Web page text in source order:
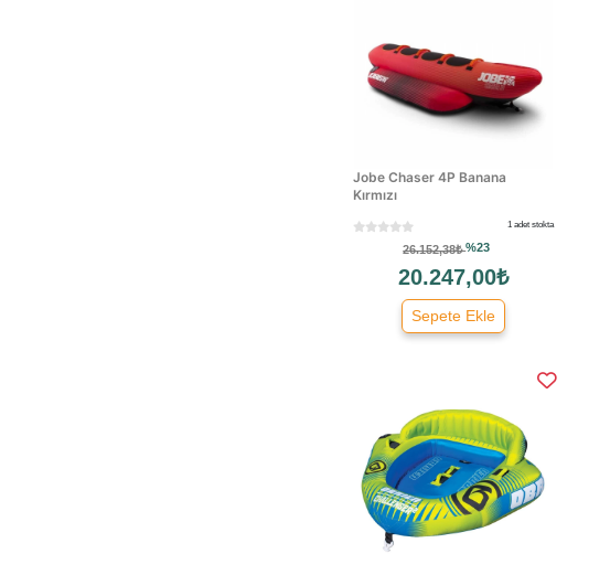
Jobe Chaser 4P Banana
Kırmızı
1 adet stokta
26.152,38₺%23
20.247,00₺
Sepete Ekle